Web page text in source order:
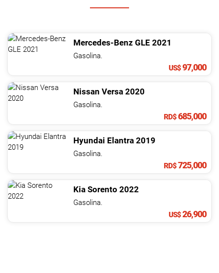
Mercedes-Benz GLE 2021
Gasolina.
US$97,000
Nissan Versa 2020
Gasolina.
RD$685,000
Hyundai Elantra 2019
Gasolina.
RD$725,000
Kia Sorento 2022
Gasolina.
US$26,900